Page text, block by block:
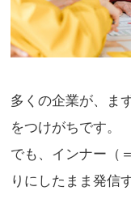
多くの企業が、ま
をつけがちです。
でも、インナー（
りにしたまま発信